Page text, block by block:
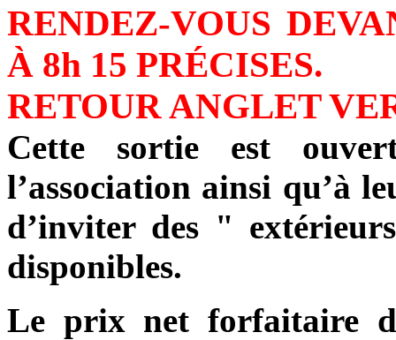
RENDEZ-VOUS
À 8h 15 PRÉCISES.
RETOUR ANGLET
Cette sortie est
l’association ainsi qu’à
d’inviter des "
disponibles.
Le prix net forfaitaire